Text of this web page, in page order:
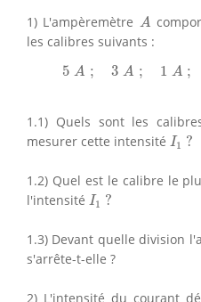
1) L'ampèremètre A
A
les calibres suivants :
5 A ; 3 A ; 1 A ;
5 A; 3 1 A; 300
1.1) Quels sont les
mesurer cette intensité I1 ?
I1 ?
1.2) Quel est le calibre le
l'intensité I1 ?
I1 ?
1.3) Devant quelle division
s'arrête-t-elle ?
2) L'intensité du courant